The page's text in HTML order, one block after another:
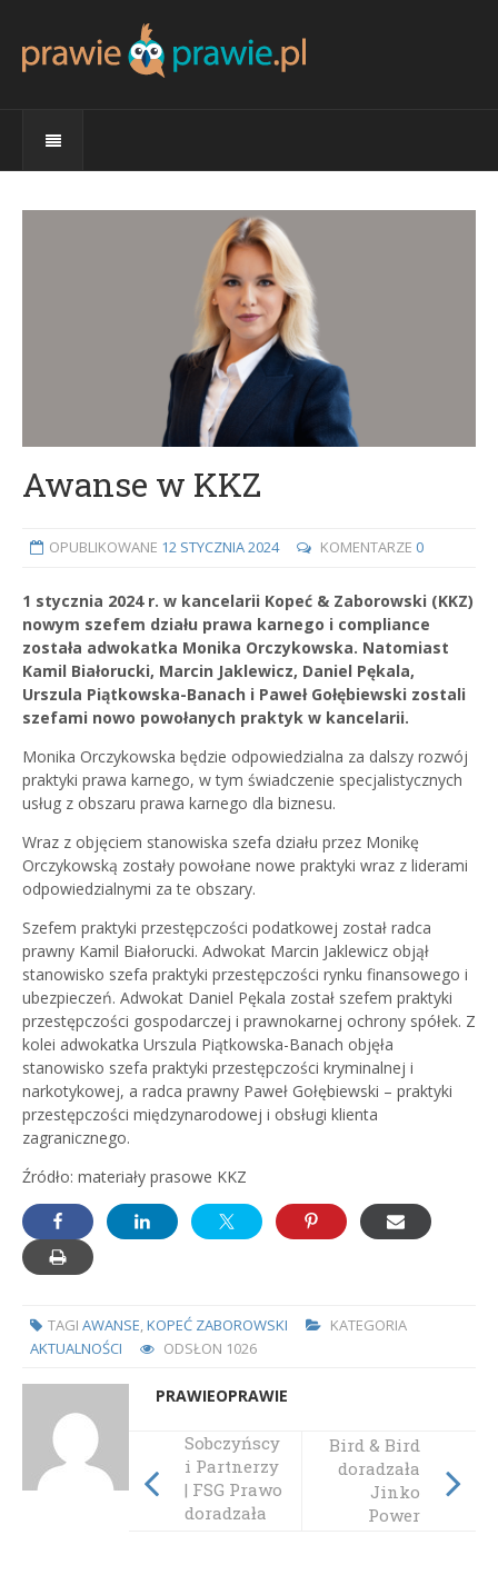
Awanse w KKZ
OPUBLIKOWANE 12 STYCZNIA 2024 KOMENTARZE 0
1 stycznia 2024 r. w kancelarii Kopeć & Zaborowski (KKZ)
nowym szefem działu prawa karnego i compliance
została adwokatka Monika Orczykowska. Natomiast
Kamil Białorucki, Marcin Jaklewicz, Daniel Pękala,
Urszula Piątkowska-Banach i Paweł Gołębiewski zostali
szefami nowo powołanych praktyk w kancelarii.
Monika Orczykowska będzie odpowiedzialna za dalszy rozwój
praktyki prawa karnego, w tym świadczenie specjalistycznych
usług z obszaru prawa karnego dla biznesu.
Wraz z objęciem stanowiska szefa działu przez Monikę
Orczykowską zostały powołane nowe praktyki wraz z liderami
odpowiedzialnymi za te obszary.
Szefem praktyki przestępczości podatkowej został radca
prawny Kamil Białorucki. Adwokat Marcin Jaklewicz objął
stanowisko szefa praktyki przestępczości rynku finansowego i
ubezpieczeń. Adwokat Daniel Pękala został szefem praktyki
przestępczości gospodarczej i prawnokarnej ochrony spółek. Z
kolei adwokatka Urszula Piątkowska-Banach objęła
stanowisko szefa praktyki przestępczości kryminalnej i
narkotykowej, a radca prawny Paweł Gołębiewski – praktyki
przestępczości międzynarodowej i obsługi klienta
zagranicznego.
Źródło: materiały prasowe KKZ
TAGI AWANSE,KOPEĆ ZABOROWSKI
KATEGORIA
AKTUALNOŚCI
ODSŁON 1026
PRAWIEOPRAWIE
Sobczyńscy
i Partnerzy
| FSG Prawo
doradzała
Bird & Bird
doradzała
Jinko
Power